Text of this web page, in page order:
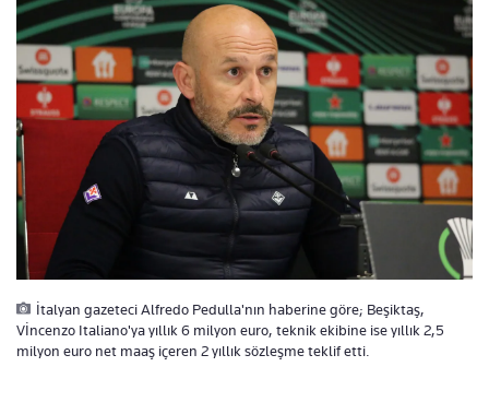
İtalyan gazeteci Alfredo Pedulla'nın haberine göre; Beşiktaş,
Vİncenzo Italiano'ya yıllık 6 milyon euro, teknik ekibine ise yıllık 2,5
milyon euro net maaş içeren 2 yıllık sözleşme teklif etti.